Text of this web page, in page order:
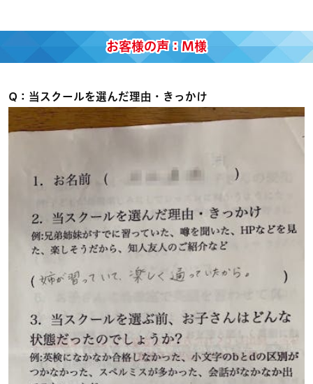
お客様の声：M様
Q：当スクールを選んだ理由・きっかけ